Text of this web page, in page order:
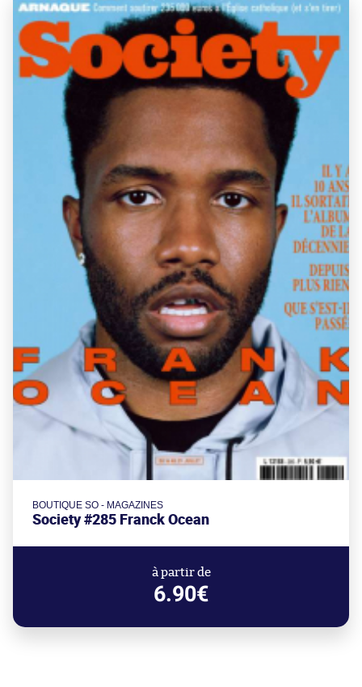
BOUTIQUE SO - MAGAZINES
Society #285 Franck Ocean
à partir de
6.90€